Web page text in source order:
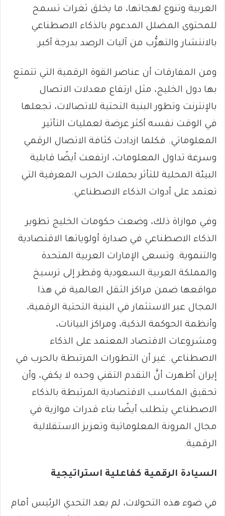
العربية وتنوع لهجاتها، ما يخلق ثغرات تسمح
للمحتوى المضلل المدعوم بالذكاء الاصطناعي
بالانتشار والتهرُّب من آليات الرصد بدرجة أكبر.
ومن المفارقات أن عناصر القوة الرقمية التي تتمتع
بها دول الخليج، مثل ارتفاع معدلات الاتصال
بالإنترنت وتطور البنية التحتية للاتصالات، تجعلها
في الوقت نفسه أكثر عرضة لعمليات التأثير
المعلوماتي. فكلما ازدادت كثافة الاتصال الرقمي
وسرعة تداول المعلومات، ارتفعت أيضًا قابلية
البيئة المحلية للتأثر بحملات الحرب المعرفية التي
تعتمد على أدوات الذكاء الاصطناعي.
وفي موازاة ذلك، وضعت حكومات الخليج تطوير
الذكاء الاصطناعي في صدارة أولوياتها الاقتصادية
والتنموية. وتسعى الإمارات العربية المتحدة
والمملكة العربية السعودية وقطر إلى ترسيخ
مواقعها ضمن مراكز الثقل العالمية في هذا
المجال عبر الاستثمار في البنية التحتية الرقمية،
وأنظمة الحوكمة الذكية، ومراكز البيانات،
ومشروعات الاقتصاد المعتمد على الذكاء
الاصطناعي. غير أن التطورات المرتبطة بالحرب في
إيران أظهرت أنَّ التقدم التقني وحده لا يكفي، وأن
تحقيق المكاسب الاقتصادية المرتبطة بالذكاء
الاصطناعي يتطلب أيضًا بناء قدرات موازية في
مجال المرونة المعلوماتية وتعزيز الاستقلالية
الرقمية.
السيادة الرقمية كفاعلية استراتيجية
في ضوء هذه التحولات، لم يعد التحدي الرئيس أمام